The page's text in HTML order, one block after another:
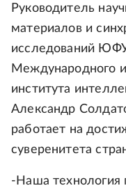
Руководитель
материалов и
исследований
Международного
института
Александр
работает на
суверенитета
-Наша технология